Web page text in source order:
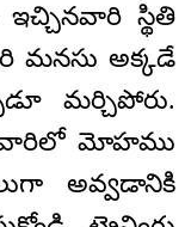
స్థితి
మనసు అక్కడే
మర్చిపోరు.
వారిలో మోహము
అవ్వడానికి